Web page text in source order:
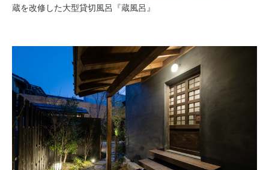
蔵を改修した大型貸切風呂『蔵風呂』